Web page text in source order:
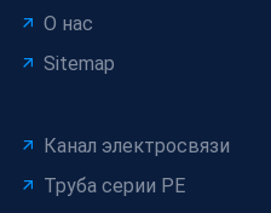
О нас
Sitemap
Канал электросвязи
Труба серии PE